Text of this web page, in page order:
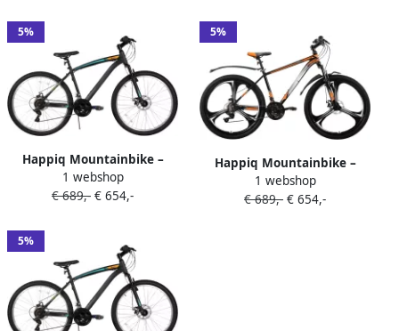
5%
Happiq Mountainbike –
Voor en – 18 versnellingen
voorverende vork dubbele
1 webshop
€ 689,- € 654,-
5%
Happiq Mountainbike –
Voor en – 18 versnellingen 3
spaken schijfremfiets –
1 webshop
€ 689,- € 654,-
5%